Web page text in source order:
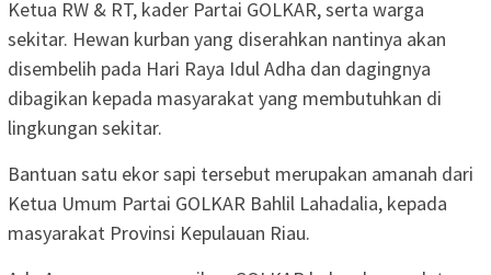
Ketua RW & RT, kader Partai GOLKAR, serta warga
sekitar. Hewan kurban yang diserahkan nantinya akan
disembelih pada Hari Raya Idul Adha dan dagingnya
dibagikan kepada masyarakat yang membutuhkan di
lingkungan sekitar.
Bantuan satu ekor sapi tersebut merupakan amanah dari
Ketua Umum Partai GOLKAR Bahlil Lahadalia, kepada
masyarakat Provinsi Kepulauan Riau.